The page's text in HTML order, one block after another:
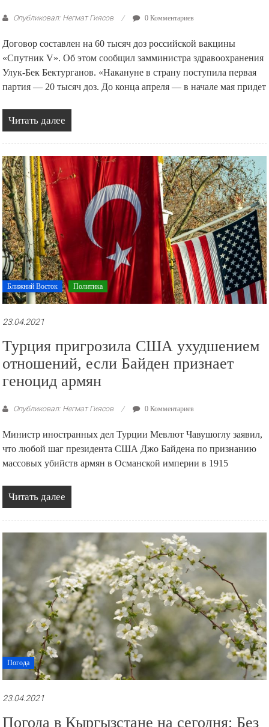
Опубликовал: Негмат Гиясов 0 Комментариев
Договор составлен на 60 тысяч доз российской вакцины
«Спутник V». Об этом сообщил замминистра здравоохранения
Улук-Бек Бектурганов. «Накануне в страну поступила первая
партия — 20 тысяч доз. До конца апреля — в начале мая придет
Читать далее
Ближний Восток Политика
23.04.2021
Турция пригрозила США ухудшением
отношений, если Байден признает
геноцид армян
Опубликовал: Негмат Гиясов 0 Комментариев
Министр иностранных дел Турции Мевлют Чавушоглу заявил,
что любой шаг президента США Джо Байдена по признанию
массовых убийств армян в Османской империи в 1915
Читать далее
Погода
23.04.2021
Погода в Кыргызстане на сегодня: Без